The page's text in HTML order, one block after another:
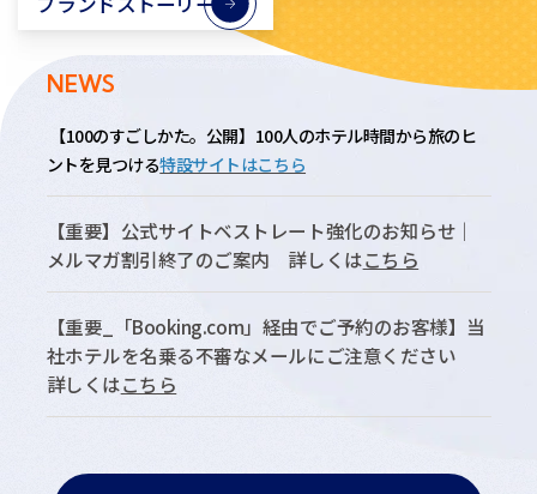
についてはこちら
重要なお知らせ
NEWS
【100のすごしかた。公開】100人のホテル時間から旅のヒ
ントを見つける特設サイトはこちら
【重要】公式サイトベストレート強化のお知らせ｜
メルマガ割引終了のご案内 詳しくはこちら
【重要_「Booking.com」経由でご予約のお客様】当
社ホテルを名乗る不審なメールにご注意ください
詳しくはこちら